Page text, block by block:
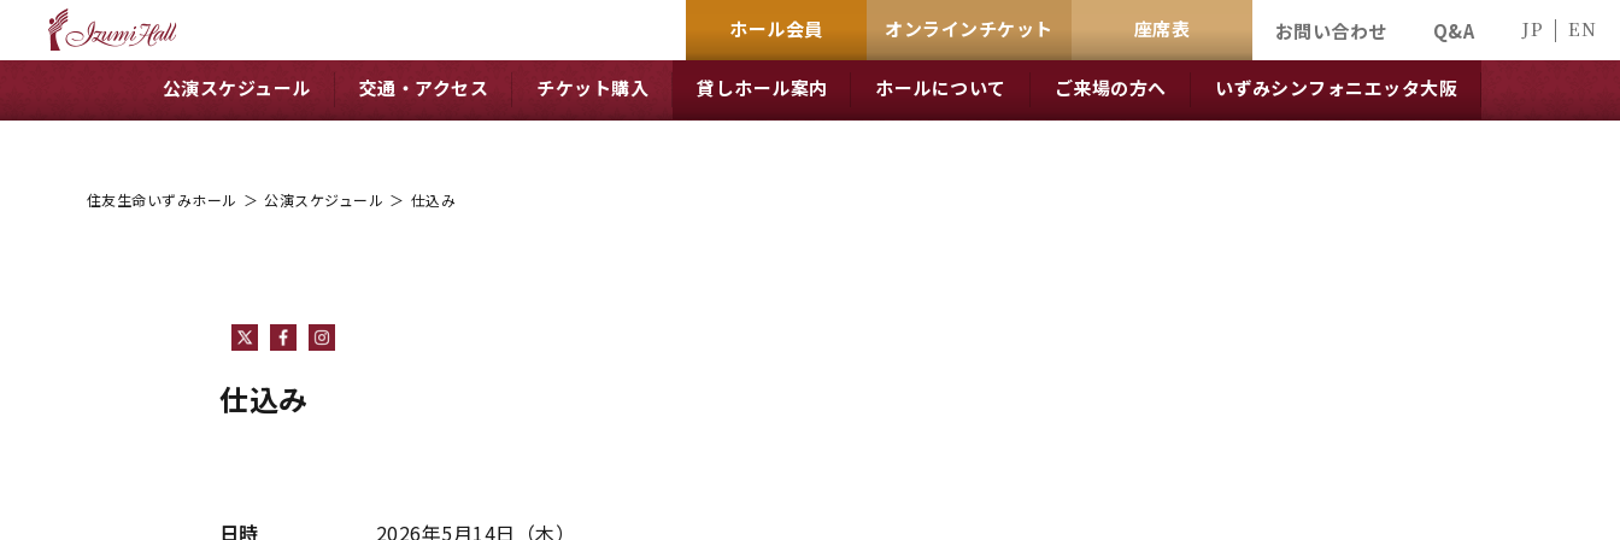
ホール会員 オンラインチケット 座席表 お問い合わせ Q&A JP EN
公演スケジュール 交通・アクセス チケット購入 貸しホール案内 ホールについて ご来場の方へ いずみシンフォニエッタ大阪
住友生命いずみホール ＞ 公演スケジュール ＞ 仕込み
仕込み
日時 2026年5月14日 （木）